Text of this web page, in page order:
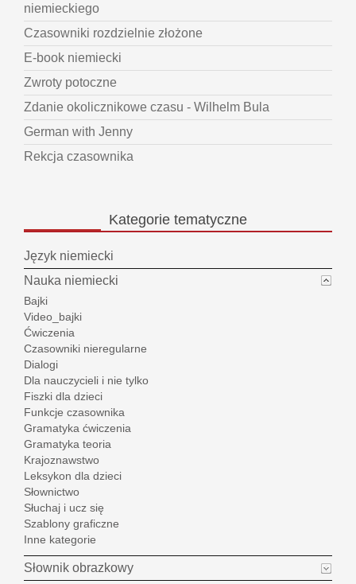
niemieckiego
Czasowniki rozdzielnie złożone
E-book niemiecki
Zwroty potoczne
Zdanie okolicznikowe czasu - Wilhelm Bula
German with Jenny
Rekcja czasownika
Kategorie tematyczne
Język niemiecki
Nauka niemiecki
Bajki
Video_bajki
Ćwiczenia
Czasowniki nieregularne
Dialogi
Dla nauczycieli i nie tylko
Fiszki dla dzieci
Funkcje czasownika
Gramatyka ćwiczenia
Gramatyka teoria
Krajoznawstwo
Leksykon dla dzieci
Słownictwo
Słuchaj i ucz się
Szablony graficzne
Inne kategorie
Słownik obrazkowy